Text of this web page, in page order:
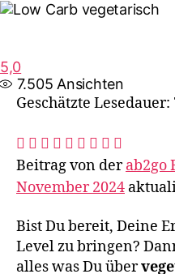
5,0
7.505 Ansichten
Geschätzte
Beitrag von derab2go
November 2024
Bist Du bereit, Deine
Level zu bringen?
alles was Du über